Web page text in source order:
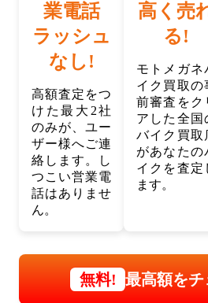
業電話
ラッシュ
なし!
高額査定をつ
けた最大2社
のみが、ユー
ザー様へご連
絡します。し
つこい営業電
話はありませ
ん。
高く売
る!
モトメガネ
イク買取の
前審査をク
アした全国
バイク買取
があなたの
イクを査定
ます。
無料! 最高額を